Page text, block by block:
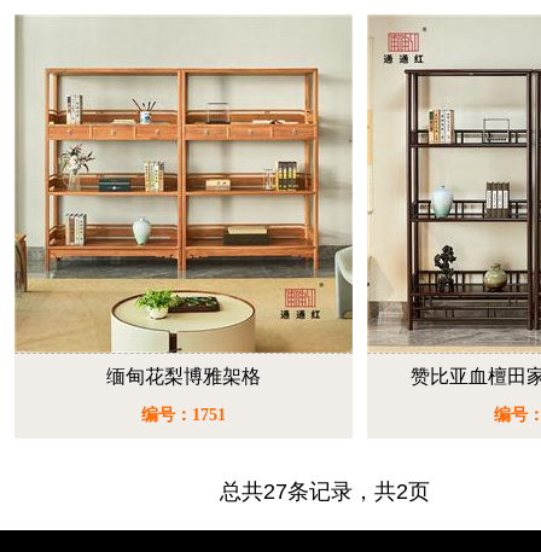
缅甸花梨博雅架格
编号：1751
赞比亚血檀田
编号
总共27条记录，共2页